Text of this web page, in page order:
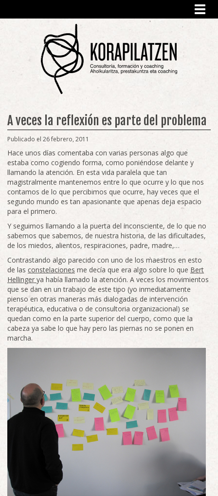
A veces la reflexión es parte del problema
Publicado el 26 febrero, 2011
Hace unos días comentaba con varias personas algo que
estaba como cogiendo forma, como poniéndose delante y
llamando la atención. En esta vida paralela que tan
magistralmente mantenemos entre lo que ocurre y lo que nos
contamos de lo que percibimos que ocurre, hay veces que el
segundo mundo es tan apasionante que apenas deja espacio
para el primero.
Y seguimos llamando a la puerta del inconsciente, de lo que no
sabemos que sabemos, de nuestra historia, de las dificultades,
de los miedos, alientos, respiraciones, padre, madre,…
Contrastando algo parecido con uno de los maestros en esto
de las constelaciones me decía que era algo sobre lo que Bert
Hellinger ya había llamado la atención. A veces los movimientos
que se dan en un trabajo de este tipo (yo inmediatamente
pienso en otras maneras más dialogadas de intervención
terapéutica, educativa o de consultoria organizacional) se
quedan como en la parte superior del cuerpo, como que la
cabeza ya sabe lo que hay pero las piernas no se ponen en
marcha.